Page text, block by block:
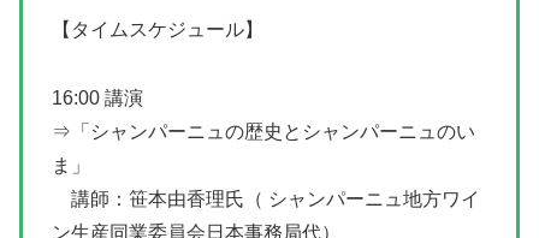
【タイムスケジュール】
16:00 講演
⇒「シャンパーニュの歴史とシャンパーニュのい
ま」
講師：笹本由香理氏（ シャンパーニュ地方ワイ
ン生産同業委員会日本事務局代）